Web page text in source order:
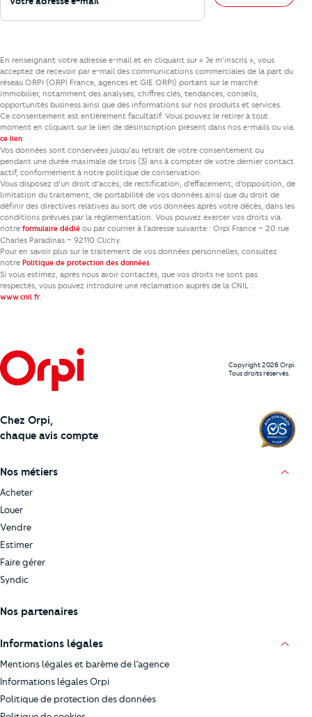
En renseignant votre adresse e-mail et en cliquant sur « Je m’inscris », vous
acceptez de recevoir par e-mail des communications commerciales de la part du
réseau ORPI (ORPI France, agences et GIE ORPI) portant sur le marché
immobilier, notamment des analyses, chiffres clés, tendances, conseils,
opportunités business ainsi que des informations sur nos produits et services.
Ce consentement est entièrement facultatif. Vous pouvez le retirer à tout
moment en cliquant sur le lien de désinscription présent dans nos e-mails ou via
ce lien.
Vos données sont conservées jusqu’au retrait de votre consentement ou
pendant une durée maximale de trois (3) ans à compter de votre dernier contact
actif, conformément à notre politique de conservation.
Vous disposez d’un droit d’accès, de rectification, d’effacement, d’opposition, de
limitation du traitement, de portabilité de vos données ainsi que du droit de
définir des directives relatives au sort de vos données après votre décès, dans les
conditions prévues par la réglementation. Vous pouvez exercer vos droits via
notre formulaire dédié ou par courrier à l’adresse suivante : Orpi France – 20 rue
Charles Paradinas – 92110 Clichy.
Pour en savoir plus sur le traitement de vos données personnelles, consultez
notre Politique de protection des données.
Si vous estimez, après nous avoir contactés, que vos droits ne sont pas
respectés, vous pouvez introduire une réclamation auprès de la CNIL :
www.cnil.fr.
Copyright 2026 Orpi.
Tous droits réservés.
Chez Orpi,
chaque avis compte
Nos métiers
Acheter
Louer
Vendre
Estimer
Faire gérer
Syndic
Nos partenaires
Informations légales
Mentions légales et barème de l’agence
Informations légales Orpi
Politique de protection des données